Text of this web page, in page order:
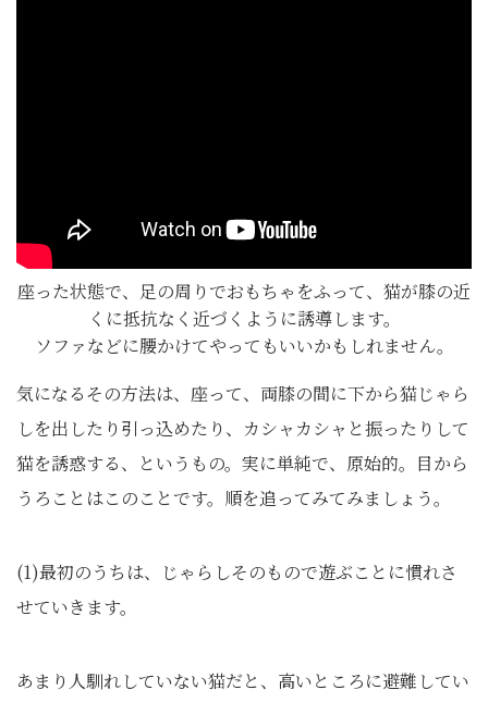
座った状態で、足の周りでおもちゃをふって、猫が膝の近
くに抵抗なく近づくように誘導します。
ソファなどに腰かけてやってもいいかもしれません。
気になるその方法は、座って、両膝の間に下から猫じゃら
しを出したり引っ込めたり、カシャカシャと振ったりして
猫を誘惑する、というもの。実に単純で、原始的。目から
うろことはこのことです。順を追ってみてみましょう。
(1)最初のうちは、じゃらしそのもので遊ぶことに慣れさ
せていきます。
あまり人馴れしていない猫だと、高いところに避難してい